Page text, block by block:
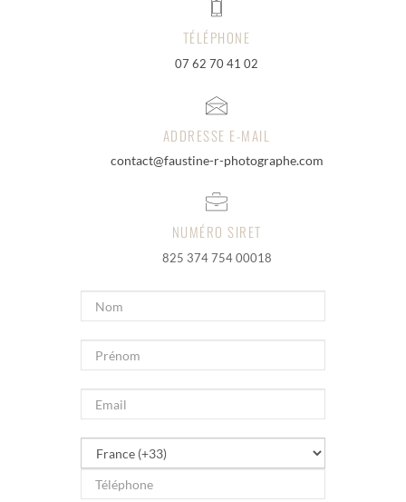
TÉLÉPHONE
07 62 70 41 02
ADDRESSE E-MAIL
contact@faustine-r-photographe.com
NUMÉRO SIRET
825 374 754 00018